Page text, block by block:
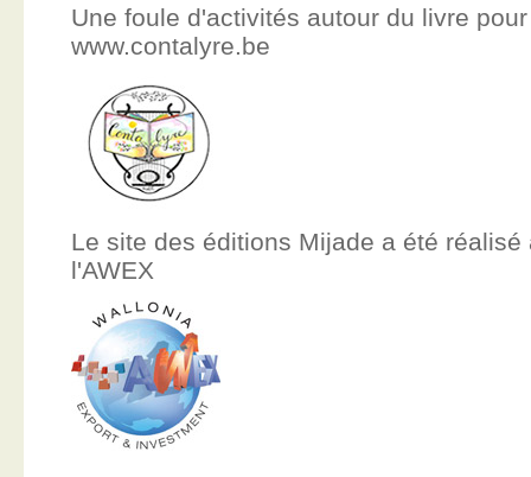
Une foule d'activités autour du livre
www.contalyre.be
Le site des éditions Mijade a été réalisé
l'AWEX